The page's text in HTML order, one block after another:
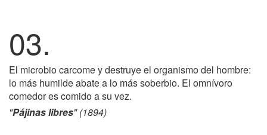
03.
El microbio carcome y destruye el organismo del hombre:
lo más humilde abate a lo más soberbio. El omnívoro
comedor es comido a su vez.
"Pájinas libres" (1894)